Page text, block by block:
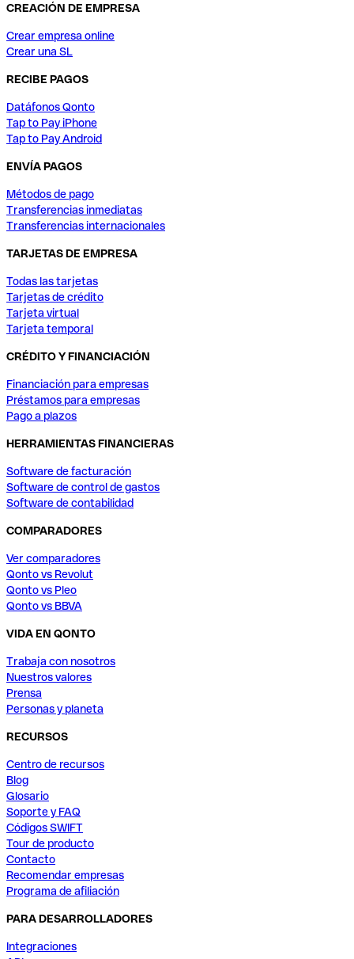
CREACIÓN DE EMPRESA
Crear empresa online
Crear una SL
RECIBE PAGOS
Datáfonos Qonto
Tap to Pay iPhone
Tap to Pay Android
ENVÍA PAGOS
Métodos de pago
Transferencias inmediatas
Transferencias internacionales
TARJETAS DE EMPRESA
Todas las tarjetas
Tarjetas de crédito
Tarjeta virtual
Tarjeta temporal
CRÉDITO Y FINANCIACIÓN
Financiación para empresas
Préstamos para empresas
Pago a plazos
HERRAMIENTAS FINANCIERAS
Software de facturación
Software de control de gastos
Software de contabilidad
COMPARADORES
Ver comparadores
Qonto vs Revolut
Qonto vs Pleo
Qonto vs BBVA
VIDA EN QONTO
Trabaja con nosotros
Nuestros valores
Prensa
Personas y planeta
RECURSOS
Centro de recursos
Blog
Glosario
Soporte y FAQ
Códigos SWIFT
Tour de producto
Contacto
Recomendar empresas
Programa de afiliación
PARA DESARROLLADORES
Integraciones